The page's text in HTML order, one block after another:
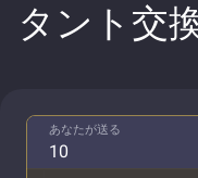
タント交
あなたが送る